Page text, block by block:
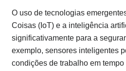
O uso de tecnologias
Coisas (IoT) e a inteligência
significativamente para a
exemplo, sensores inteligentes
condições de trabalho em